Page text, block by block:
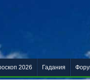
2026 Гадания